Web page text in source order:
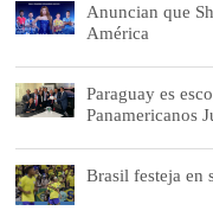
Anuncian que
América
Paraguay es
Panamericanos
Brasil festeja en